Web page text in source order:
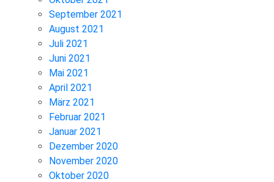
September 2021
August 2021
Juli 2021
Juni 2021
Mai 2021
April 2021
März 2021
Februar 2021
Januar 2021
Dezember 2020
November 2020
Oktober 2020